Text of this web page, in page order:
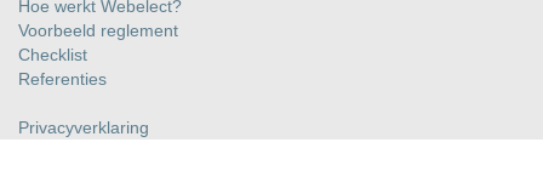
Hoe werkt Webelect?
Voorbeeld reglement
Checklist
Referenties
Privacyverklaring